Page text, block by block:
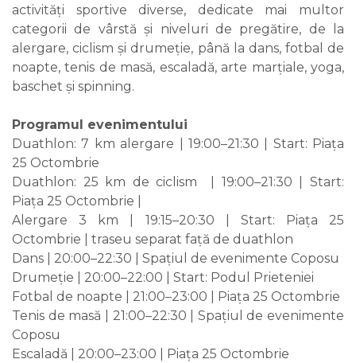
activități sportive diverse, dedicate mai multor
categorii de vârstă și niveluri de pregătire, de la
alergare, ciclism și drumeție, până la dans, fotbal de
noapte, tenis de masă, escaladă, arte marțiale, yoga,
baschet și spinning.
Programul evenimentului
Duathlon: 7 km alergare | 19:00–21:30 | Start: Piața
25 Octombrie
Duathlon: 25 km de ciclism | 19:00–21:30 | Start:
Piața 25 Octombrie |
Alergare 3 km | 19:15–20:30 | Start: Piața 25
Octombrie | traseu separat față de duathlon
Dans | 20:00–22:30 | Spațiul de evenimente Coposu
Drumeție | 20:00–22:00 | Start: Podul Prieteniei
Fotbal de noapte | 21:00–23:00 | Piața 25 Octombrie
Tenis de masă | 21:00–22:30 | Spațiul de evenimente
Coposu
Escaladă | 20:00–23:00 | Piața 25 Octombrie